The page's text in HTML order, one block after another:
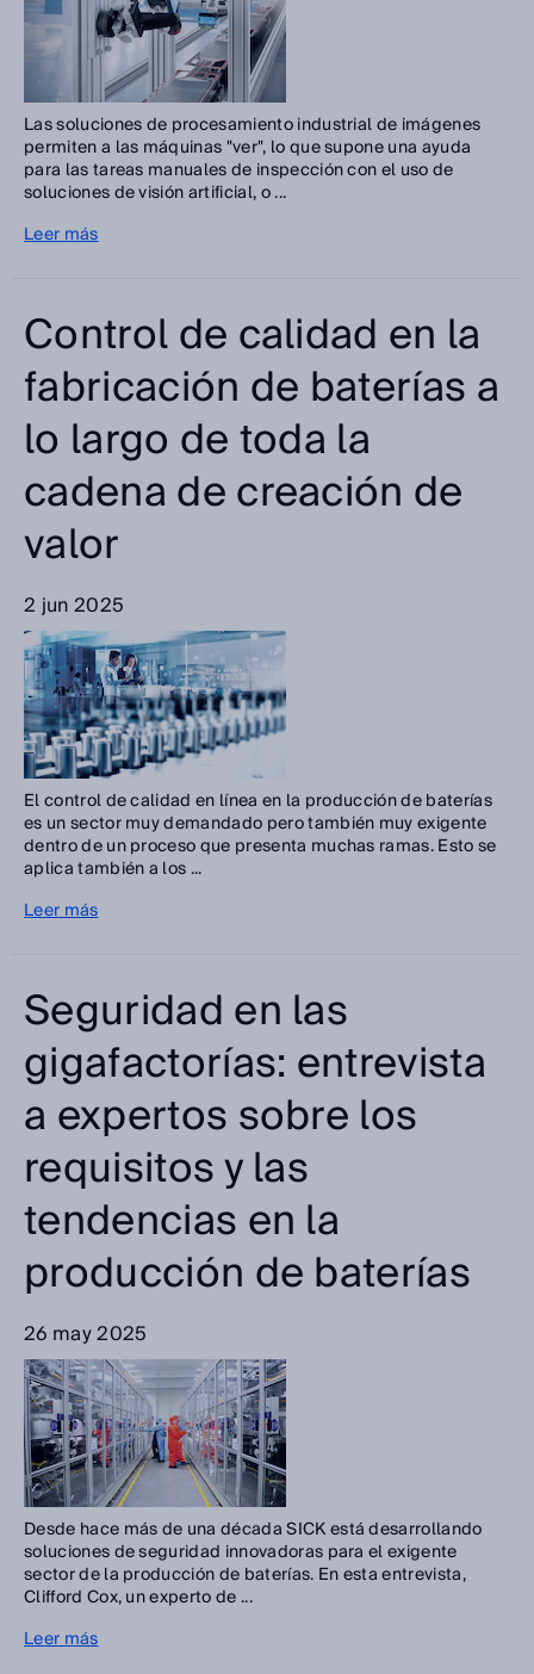
Las soluciones de procesamiento industrial de imágenes
permiten a las máquinas "ver", lo que supone una ayuda
para las tareas manuales de inspección con el uso de
soluciones de visión artificial, o ...
Leer más
Control de calidad en la
fabricación de baterías a
lo largo de toda la
cadena de creación de
valor
2 jun 2025
El control de calidad en línea en la producción de baterías
es un sector muy demandado pero también muy exigente
dentro de un proceso que presenta muchas ramas. Esto se
aplica también a los ...
Leer más
Seguridad en las
gigafactorías: entrevista
a expertos sobre los
requisitos y las
tendencias en la
producción de baterías
26 may 2025
Desde hace más de una década SICK está desarrollando
soluciones de seguridad innovadoras para el exigente
sector de la producción de baterías. En esta entrevista,
Clifford Cox, un experto de ...
Leer más